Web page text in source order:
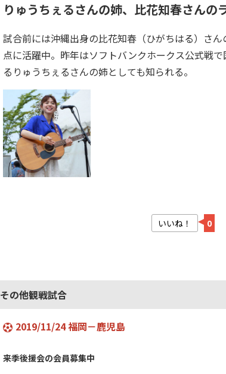
りゅうちぇるさんの姉、比花知春さんの
試合前には沖縄出身の比花知春（ひがちはる）さ
点に活躍中。昨年はソフトバンクホークス公式戦
るりゅうちぇるさんの姉としても知られる。
いいね！ 0
その他観戦試合
2019/11/24 福岡－鹿児島
来季後援会の会員募集中